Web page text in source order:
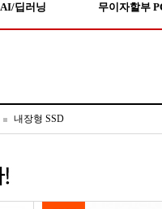
AI/딥러닝 무이자할부
내장형 SSD